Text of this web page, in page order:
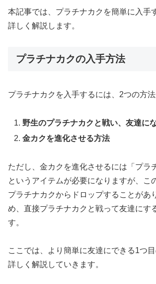
本記事では、プラチナカクを簡単に入手
詳しく解説します。
プラチナカクの入手方法
プラチナカクを入手するには、2つの方法
野生のプラチナカクと戦い、友達に
金カクを進化させる方法
ただし、金カクを進化させるには「プラ
というアイテムが必要になりますが、こ
プラチナカクからドロップすることがあ
め、直接プラチナカクと戦って友達にす
す。
ここでは、より簡単に友達にできる1つ
詳しく解説していきます。